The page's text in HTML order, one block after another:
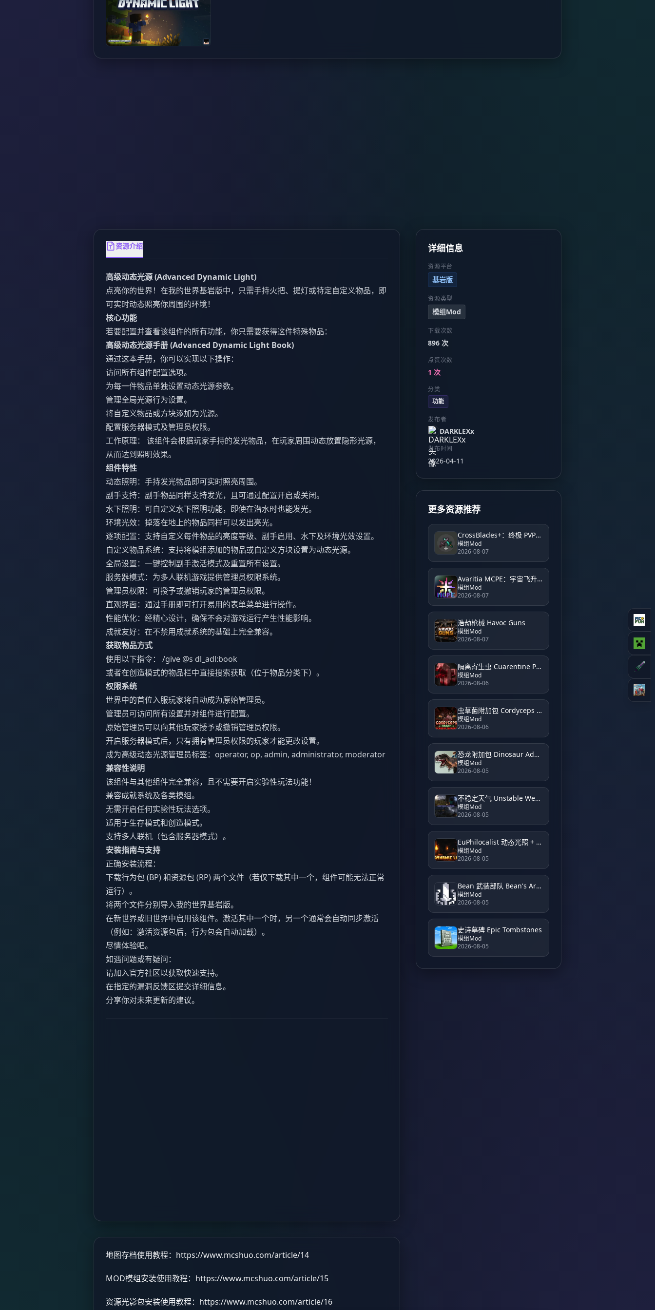
资源介绍
高级动态光源 (Advanced Dynamic Light)
点亮你的世界！在我的世界基岩版中，只需手持火把、提灯或特定自定义物品，即
可实时动态照亮你周围的环境！
核心功能
若要配置并查看该组件的所有功能，你只需要获得这件特殊物品：
高级动态光源手册 (Advanced Dynamic Light Book)
通过这本手册，你可以实现以下操作：
访问所有组件配置选项。
为每一件物品单独设置动态光源参数。
管理全局光源行为设置。
将自定义物品或方块添加为光源。
配置服务器模式及管理员权限。
工作原理： 该组件会根据玩家手持的发光物品，在玩家周围动态放置隐形光源，
从而达到照明效果。
组件特性
动态照明：手持发光物品即可实时照亮周围。
副手支持：副手物品同样支持发光，且可通过配置开启或关闭。
水下照明：可自定义水下照明功能，即使在潜水时也能发光。
环境光效：掉落在地上的物品同样可以发出亮光。
逐项配置：支持自定义每件物品的亮度等级、副手启用、水下及环境光效设置。
自定义物品系统：支持将模组添加的物品或自定义方块设置为动态光源。
全局设置：一键控制副手激活模式及重置所有设置。
服务器模式：为多人联机游戏提供管理员权限系统。
管理员权限：可授予或撤销玩家的管理员权限。
直观界面：通过手册即可打开易用的表单菜单进行操作。
性能优化：经精心设计，确保不会对游戏运行产生性能影响。
成就友好：在不禁用成就系统的基础上完全兼容。
获取物品方式
使用以下指令： /give @s dl_adl:book
或者在创造模式的物品栏中直接搜索获取（位于物品分类下）。
权限系统
世界中的首位入服玩家将自动成为原始管理员。
管理员可访问所有设置并对组件进行配置。
原始管理员可以向其他玩家授予或撤销管理员权限。
开启服务器模式后，只有拥有管理员权限的玩家才能更改设置。
成为高级动态光源管理员标签：operator, op, admin, administrator, moderator
兼容性说明
该组件与其他组件完全兼容，且不需要开启实验性玩法功能！
兼容成就系统及各类模组。
无需开启任何实验性玩法选项。
适用于生存模式和创造模式。
支持多人联机（包含服务器模式）。
安装指南与支持
正确安装流程：
下载行为包 (BP) 和资源包 (RP) 两个文件（若仅下载其中一个，组件可能无法正常
运行）。
将两个文件分别导入我的世界基岩版。
在新世界或旧世界中启用该组件。激活其中一个时，另一个通常会自动同步激活
（例如：激活资源包后，行为包会自动加载）。
尽情体验吧。
如遇问题或有疑问：
请加入官方社区以获取快速支持。
在指定的漏洞反馈区提交详细信息。
分享你对未来更新的建议。
地图存档使用教程： https://www.mcshuo.com/article/14
MOD模组安装使用教程： https://www.mcshuo.com/article/15
资源光影包安装使用教程： https://www.mcshuo.com/article/16
详细信息
资源平台
基岩版
资源类型
模组Mod
下载次数
896 次
点赞次数
1 次
分类
功能
发布者
DARKLEXx
发布时间
2026-04-11
更多资源推荐
CrossBlades+：终极 PVP 系统 CrossBlades+: Ultimate PVP System
模组Mod
2026-08-07
Avaritia MCPE：宇宙飞升 Avaritia MCPE: Cosmic Ascension
模组Mod
2026-08-07
浩劫枪械 Havoc Guns
模组Mod
2026-08-07
隔离寄生虫 Cuarentine Parasites
模组Mod
2026-08-06
虫草菌附加包 Cordyceps Addon
模组Mod
2026-08-06
恐龙附加包 Dinosaur Add-On
模组Mod
2026-08-05
不稳定天气 Unstable Weather (eu)
模组Mod
2026-08-05
EuPhilocalist 动态光照 + 副手动态光照 EuPhilocalist Dynamic Light + Offhand Dynamic Light
模组Mod
2026-08-05
Bean 武装部队 Bean's Armed Forces
模组Mod
2026-08-05
史诗墓碑 Epic Tombstones
模组Mod
2026-08-05